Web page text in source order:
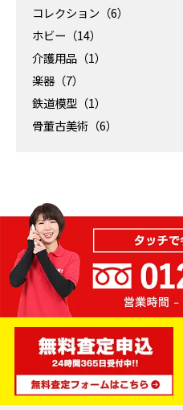
コレクション（6）
ホビー（14）
介護用品（1）
楽器（7）
鉄道模型（1）
骨董古美術（6）